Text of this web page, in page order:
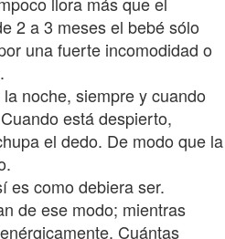
2 a 3 meses el bebé sólo
una fuerte incomodidad o
noche, siempre y cuando
está despierto,
el dedo. De modo que la
es como debiera ser.
de ese modo; mientras
Cuántas